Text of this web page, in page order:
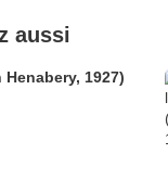
aussi
1927)